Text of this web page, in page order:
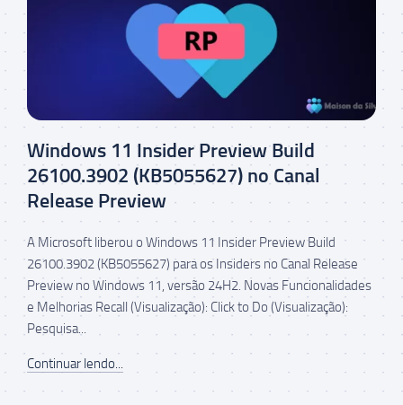
Windows 11 Insider Preview Build
26100.3902 (KB5055627) no Canal
Release Preview
A Microsoft liberou o Windows 11 Insider Preview Build
26100.3902 (KB5055627) para os Insiders no Canal Release
Preview no Windows 11, versão 24H2. Novas Funcionalidades
e Melhorias Recall (Visualização): Click to Do (Visualização):
Pesquisa...
Continuar lendo...